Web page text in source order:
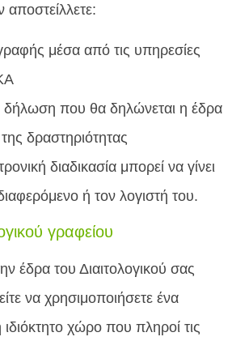
αποστείλλετε:
μέσα από τις υπηρεσίες
που θα δηλώνεται η έδρα
δραστηριότητας
διαδικασία μπορεί να γίνει
ή τον λογιστή του.
γραφείου
έδρα του Διαιτολογικού σας
να χρησιμοποιήσετε ένα
ιδιόκτητο χώρο που πληροί τις